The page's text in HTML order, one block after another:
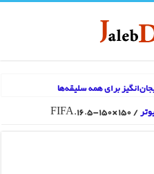
/
FIFA.16.5-150×150